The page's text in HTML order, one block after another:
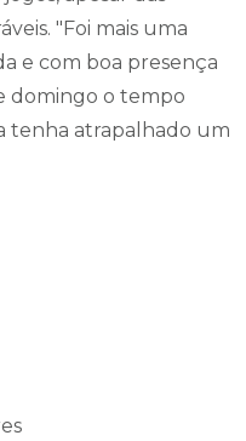
"Foi mais uma
e com boa presença
domingo o tempo
tenha atrapalhado um